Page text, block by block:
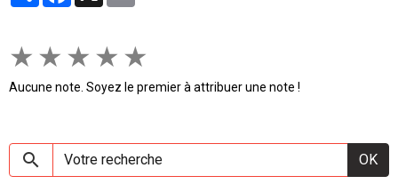
★ ★ ★ ★ ★
Aucune note. Soyez le premier à attribuer une note !
OK